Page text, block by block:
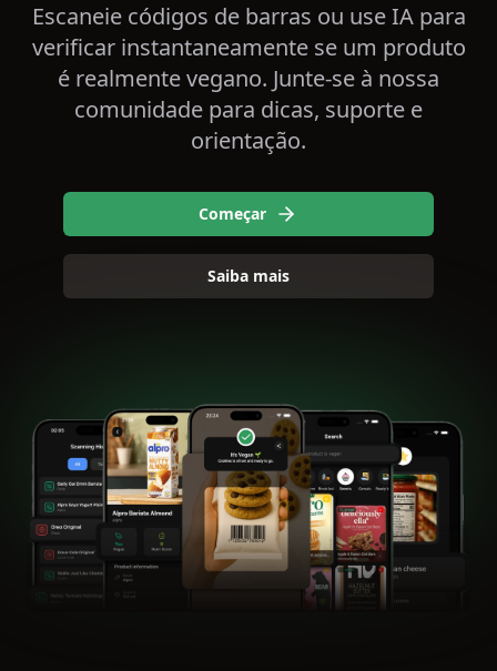
Escaneie códigos de barras ou use IA para
verificar instantaneamente se um produto
é realmente vegano. Junte-se à nossa
comunidade para dicas, suporte e
orientação.
Começar
Saiba mais